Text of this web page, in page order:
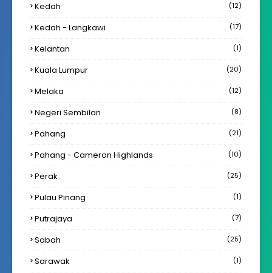
Kedah (12)
Kedah - Langkawi (17)
Kelantan (1)
Kuala Lumpur (20)
Melaka (12)
Negeri Sembilan (8)
Pahang (21)
Pahang - Cameron Highlands (10)
Perak (25)
Pulau Pinang (1)
Putrajaya (7)
Sabah (25)
Sarawak (1)